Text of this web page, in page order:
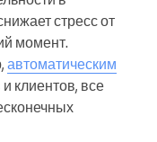
стресс от
момент.
автоматическим
клиентов, все